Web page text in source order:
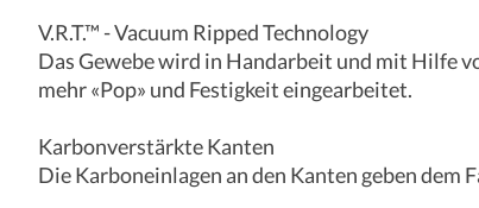
V.R.T.™ - Vacuum Ripped Technology
Das Gewebe wird in Handarbeit und mit Hilfe
mehr «Pop» und Festigkeit eingearbeitet.
Karbonverstärkte Kanten
Die Karboneinlagen an den Kanten geben dem